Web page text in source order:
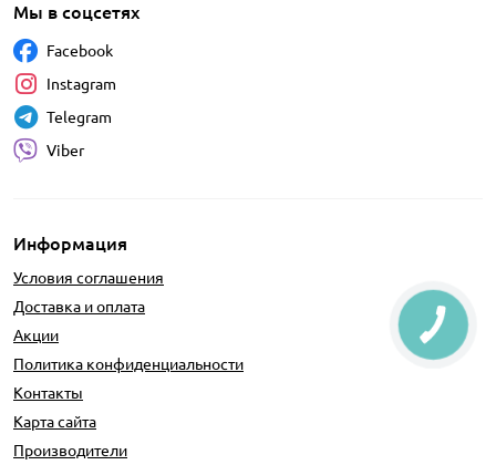
Информация
Условия соглашения
Доставка и оплата
Акции
Политика конфиденциальности
Контакты
Карта сайта
Производители
Мы в соцсетях
Facebook
Instagram
Telegram
Viber